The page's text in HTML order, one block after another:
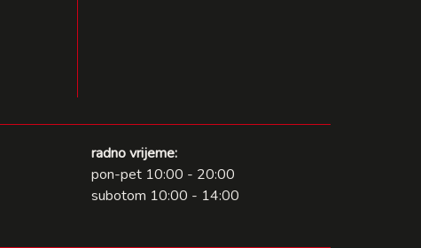
radno vrijeme:
pon-pet 10:00 - 20:00
subotom 10:00 - 14:00